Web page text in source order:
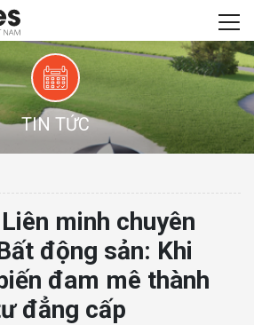
TIN TỨC
minh chuyên
động sản: Khi
đam mê thành
đẳng cấp